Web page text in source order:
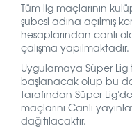
Tüm lig maçlarının
şubesi adına açılmış
hesaplarından canlı
çalışma yapılmaktadır.
Uygulamaya Süper Lig
başlanacak olup bu
tarafından Süper
maçlarını Canlı
dağıtılacaktır.